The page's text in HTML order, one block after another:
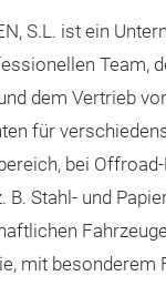
S.L. ist ein
Team,
dem Vertrieb
für
bei
B. Stahl- und
mit besonderem